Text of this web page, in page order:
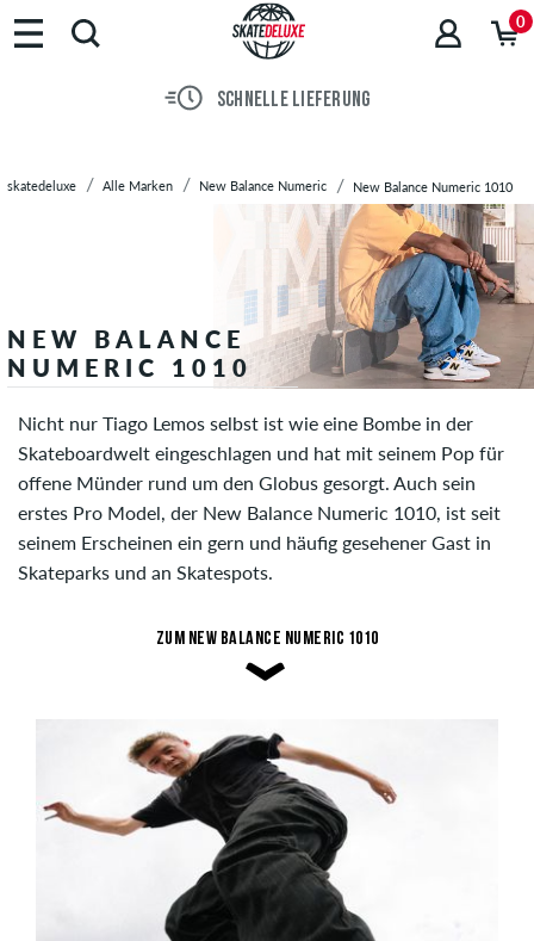
Marken
Skateboards
Sale
0
SCHNELLE LIEFERUNG
skatedeluxe Alle Marken New Balance Numeric New Balance Numeric 1010
NEW BALANCE
NUMERIC 1010
Nicht nur Tiago Lemos selbst ist wie eine Bombe in der
Skateboardwelt eingeschlagen und hat mit seinem Pop für
offene Münder rund um den Globus gesorgt. Auch sein
erstes Pro Model, der New Balance Numeric 1010, ist seit
seinem Erscheinen ein gern und häufig gesehener Gast in
Skateparks und an Skatespots.
Zum New Balance Numeric 1010